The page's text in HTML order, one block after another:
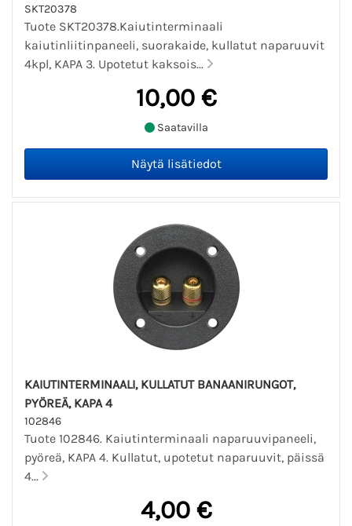
SKT20378
Tuote SKT20378.Kaiutinterminaali
kaiutinliitinpaneeli, suorakaide, kullatut naparuuvit
4kpl, KAPA 3. Upotetut kaksois...
10,00 €
Saatavilla
KAIUTINTERMINAALI, KULLATUT BANAANIRUNGOT,
PYÖREÄ, KAPA 4
102846
Tuote 102846. Kaiutinterminaali naparuuvipaneeli,
pyöreä, KAPA 4. Kullatut, upotetut naparuuvit, päissä
4...
4,00 €